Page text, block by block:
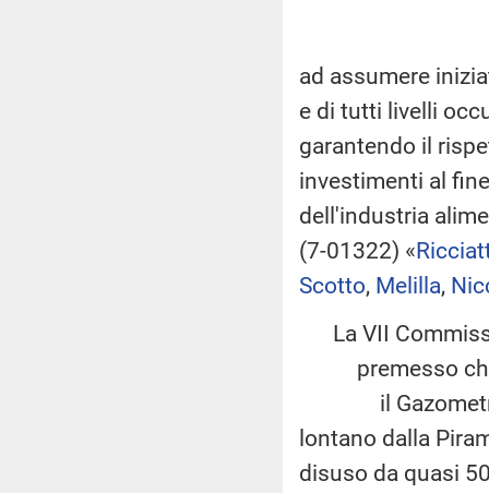
ad assumere
e di tutti livelli
garantendo il
investimenti al
dell'industria
(7-01322) «
Scotto, Melilla,
La VII
premesso
il Gazometro
lontano dalla
disuso da quasi